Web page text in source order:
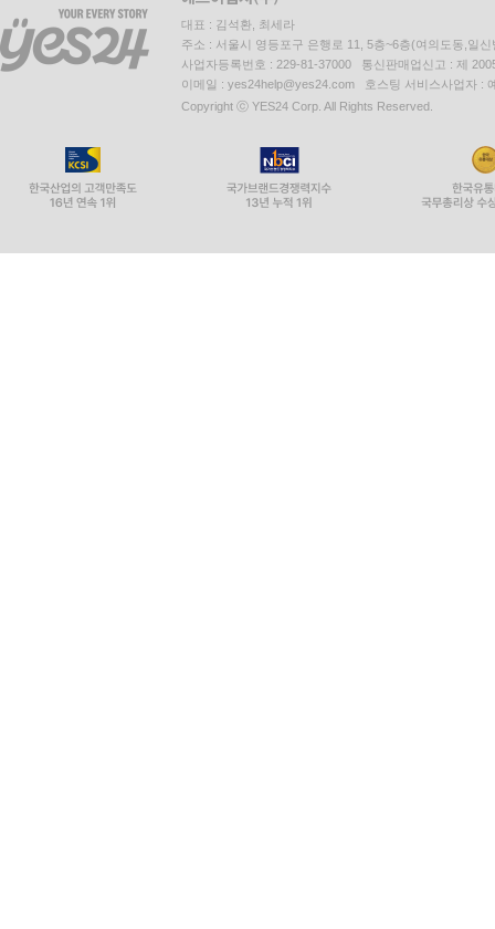
대표 : 김석환, 최세라
주소 : 서울시 영등포구 은행로 11, 5층~6층(여의도동,일신
사업자등록번호 : 229-81-37000 통신판매업신고 : 제
이메일 : yes24help@yes24.com 호스팅 서비스사업자 :
Copyright ⓒ YES24 Corp. All Rights Reserved.